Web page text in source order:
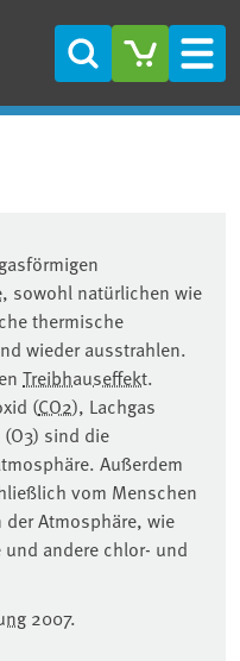
Search
, sowohl natürlichen wie
thermische
wieder ausstrahlen.
Treibhauseffekt.
(CO2), Lachgas
sind die
Außerdem
vom Menschen
Atmosphäre, wie
andere chlor- und
2007.